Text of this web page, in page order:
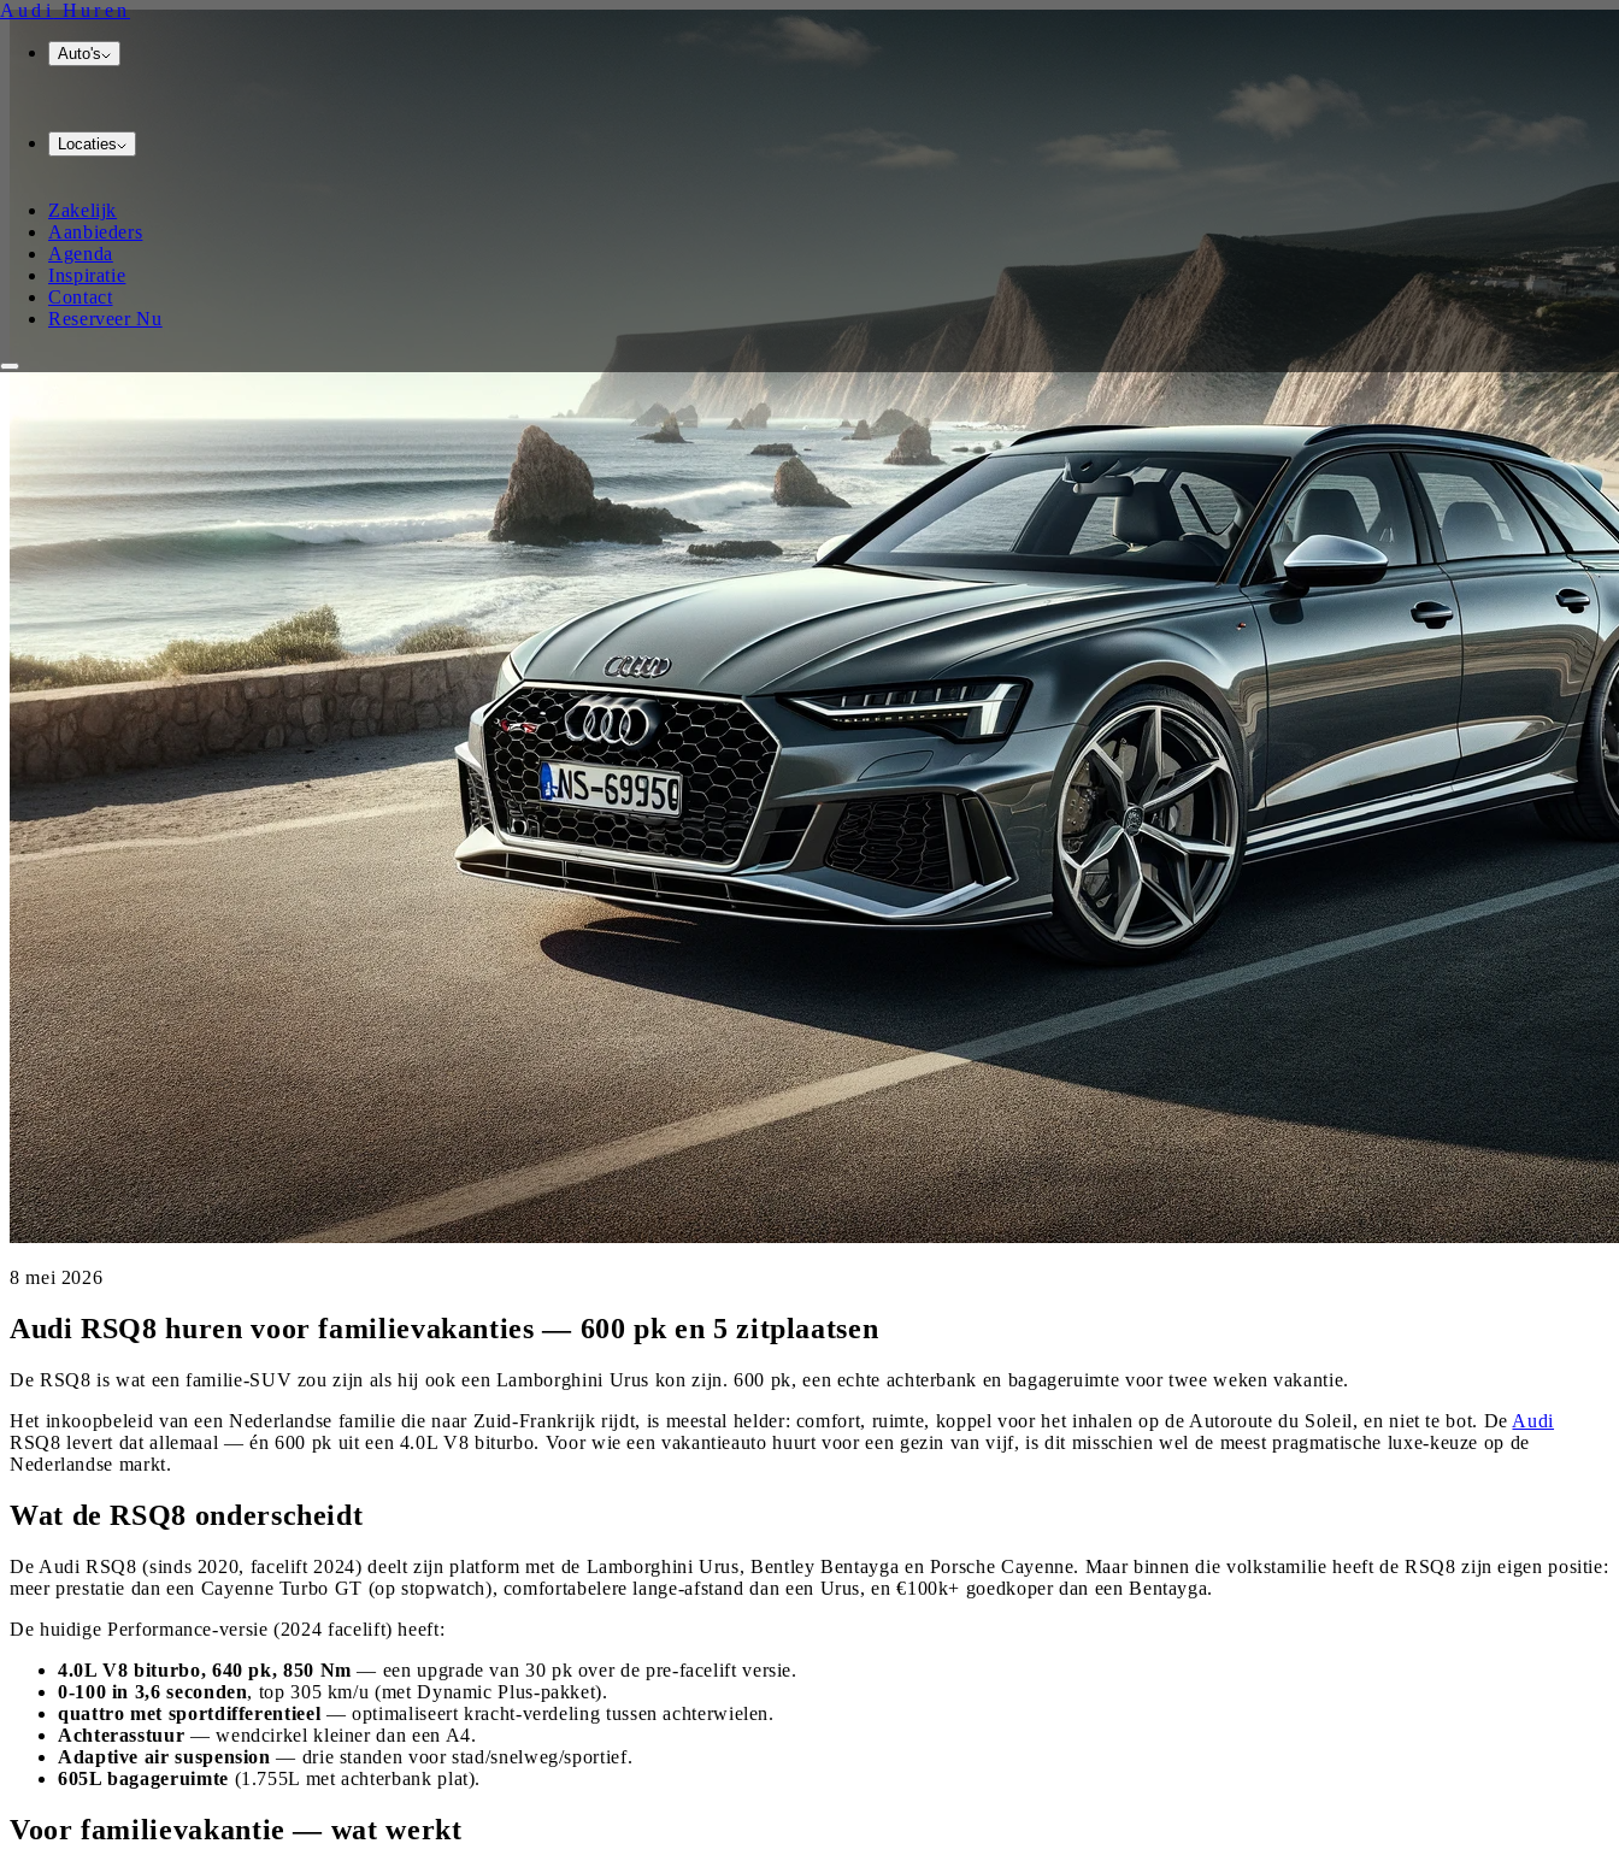
AudiHuren
Auto's
Locaties
Zakelijk
Aanbieders
Agenda
Inspiratie
Contact
Reserveer Nu
8 mei 2026
Audi RSQ8 huren voor familievakanties — 600 pk en 5 zitplaatsen
De RSQ8 is wat een familie-SUV zou zijn als hij ook een Lamborghini Urus kon zijn. 600 pk, een echte achterbank en bagageruimte voor twee weken vakantie.
Het inkoopbeleid van een Nederlandse familie die naar Zuid-Frankrijk rijdt, is meestal helder: comfort, ruimte, koppel voor het inhalen op de Autoroute du Soleil, en niet te bot. De Audi
RSQ8 levert dat allemaal — én 600 pk uit een 4.0L V8 biturbo. Voor wie een vakantieauto huurt voor een gezin van vijf, is dit misschien wel de meest pragmatische luxe-keuze op de
Nederlandse markt.
Wat de RSQ8 onderscheidt
De Audi RSQ8 (sinds 2020, facelift 2024) deelt zijn platform met de Lamborghini Urus, Bentley Bentayga en Porsche Cayenne. Maar binnen die volkstamilie heeft de RSQ8 zijn eigen positie:
meer prestatie dan een Cayenne Turbo GT (op stopwatch), comfortabelere lange-afstand dan een Urus, en €100k+ goedkoper dan een Bentayga.
De huidige Performance-versie (2024 facelift) heeft:
4.0L V8 biturbo, 640 pk, 850 Nm — een upgrade van 30 pk over de pre-facelift versie.
0-100 in 3,6 seconden, top 305 km/u (met Dynamic Plus-pakket).
quattro met sportdifferentieel — optimaliseert kracht-verdeling tussen achterwielen.
Achterasstuur — wendcirkel kleiner dan een A4.
Adaptive air suspension — drie standen voor stad/snelweg/sportief.
605L bagageruimte (1.755L met achterbank plat).
Voor familievakantie — wat werkt